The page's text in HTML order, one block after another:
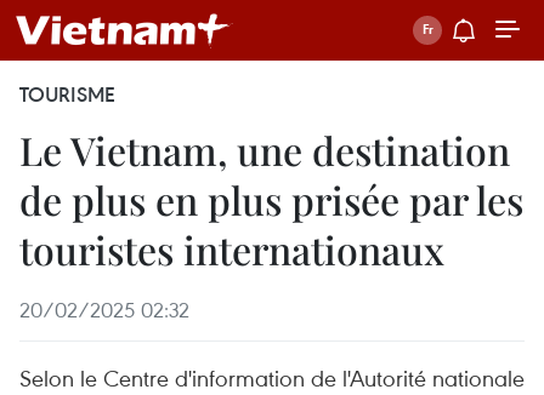
TOURISME
Le Vietnam, une destination
de plus en plus prisée par les
touristes internationaux
20/02/2025 02:32
Selon le Centre d'information de l'Autorité nationale